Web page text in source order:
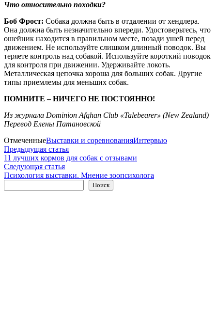
Что относительно походки?
Боб Фрост: Собака должна быть в отдалении от хендлера.
Она должна быть незначительно впереди. Удостоверьтесь, что
ошейник находится в правильном месте, позади ушей перед
движением. Не используйте слишком длинный поводок. Вы
теряете контроль над собакой. Используйте короткий поводок
для контроля при движении. Удерживайте локоть.
Металлическая цепочка хороша для больших собак. Другие
типы приемлемы для меньших собак.
ПОМНИТЕ – НИЧЕГО НЕ ПОСТОЯННО!
Из журнала Dominion Afghan Club «Talebearer» (New Zealand)
Перевод Елены Патановской
ОтмеченныеВыставки и соревнованияИнтервью
Навигация
по
записям
Предыдущая статьяПредыдущая
статья:
11 лучших кормов для собак с отзывами
Следующая статьяСледующая
статья:
Психология выставки. Мнение зоопсихолога
Поиск